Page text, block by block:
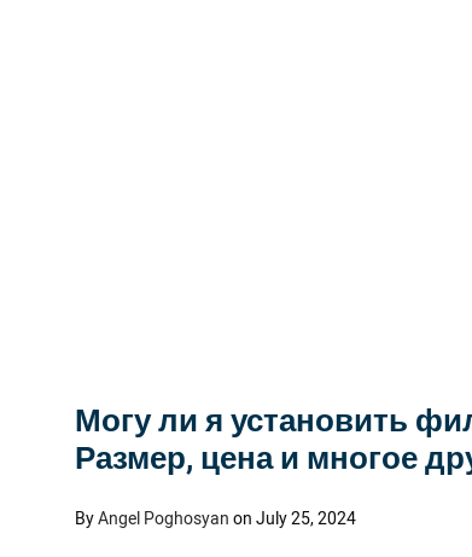
Могу ли я установить
Размер, цена и многое
ByAngel Poghosyan on July 25, 2024